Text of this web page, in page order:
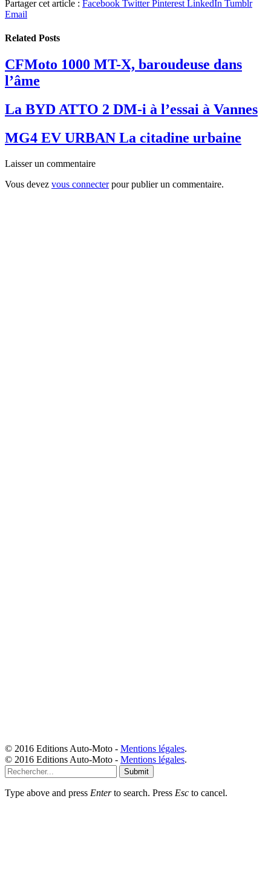
Partager cet article : Facebook Twitter Pinterest LinkedIn Tumblr
Email
Related Posts
CFMoto 1000 MT-X, baroudeuse dans
l’âme
La BYD ATTO 2 DM-i à l’essai à Vannes
MG4 EV URBAN La citadine urbaine
Laisser un commentaire
Vous devez vous connecterpour publier un commentaire.
© 2016 Editions Auto-Moto - Mentions légales.
© 2016 Editions Auto-Moto - Mentions légales.
Submit
Type above and press Enterto search. Press Esc to cancel.